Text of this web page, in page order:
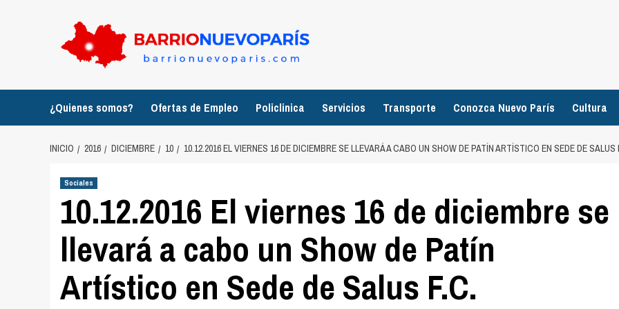
¿Quienes somos? Ofertas de Empleo Policlinica Servicios Transporte Conozca Nuevo París Cultura
INICIO 2016 DICIEMBRE 10 10.12.2016 EL VIERNES 16 DE DICIEMBRE SE LLEVARÁ A CABO UN SHOW DE PATÍN ARTÍSTICO EN SEDE DE SALUS
Sociales
10.12.2016 El viernes 16 de diciembre se
llevará a cabo un Show de Patín
Artístico en Sede de Salus F.C.